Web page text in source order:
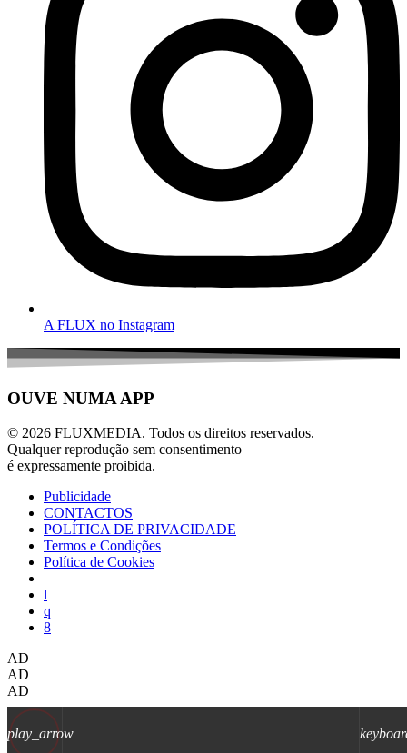
play_arrow
A FLUX no Instagram
OUVE NUMA APP
© 2026 FLUXMEDIA. Todos os direitos reservados.
Qualquer reprodução sem consentimento
é expressamente proibida.
Publicidade
CONTACTOS
POLÍTICA DE PRIVACIDADE
Termos e Condições
Política de Cookies
AD
AD
AD